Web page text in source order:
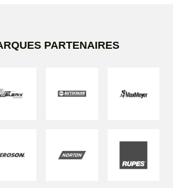
PARTENAIRES